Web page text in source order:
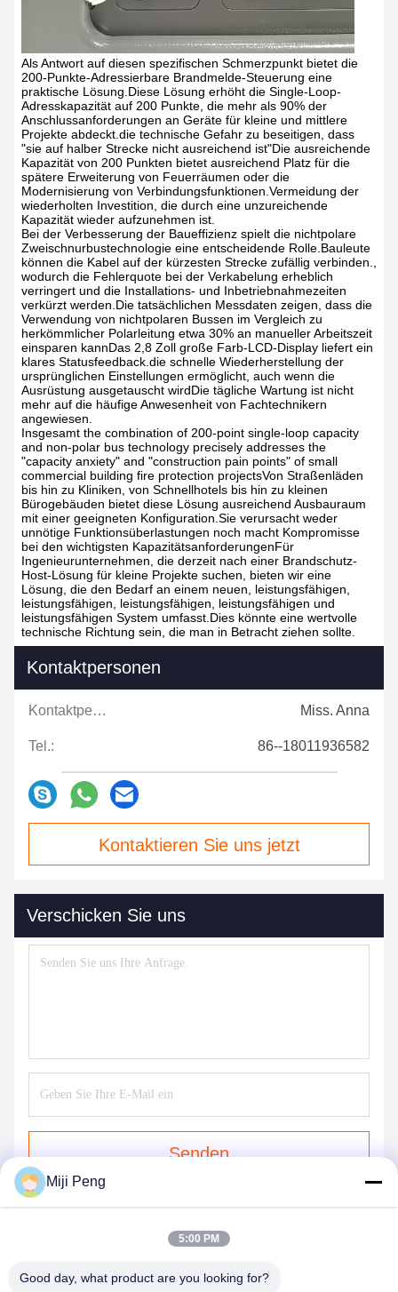
Als Antwort auf diesen spezifischen Schmerzpunkt bietet die
200-Punkte-Adressierbare Brandmelde-Steuerung eine
praktische Lösung.Diese Lösung erhöht die Single-Loop-
Adresskapazität auf 200 Punkte, die mehr als 90% der
Anschlussanforderungen an Geräte für kleine und mittlere
Projekte abdeckt.die technische Gefahr zu beseitigen, dass
"sie auf halber Strecke nicht ausreichend ist"Die ausreichende
Kapazität von 200 Punkten bietet ausreichend Platz für die
spätere Erweiterung von Feuerräumen oder die
Modernisierung von Verbindungsfunktionen.Vermeidung der
wiederholten Investition, die durch eine unzureichende
Kapazität wieder aufzunehmen ist.
Bei der Verbesserung der Baueffizienz spielt die nichtpolare
Zweischnurbustechnologie eine entscheidende Rolle.Bauleute
können die Kabel auf der kürzesten Strecke zufällig verbinden.,
wodurch die Fehlerquote bei der Verkabelung erheblich
verringert und die Installations- und Inbetriebnahmezeiten
verkürzt werden.Die tatsächlichen Messdaten zeigen, dass die
Verwendung von nichtpolaren Bussen im Vergleich zu
herkömmlicher Polarleitung etwa 30% an manueller Arbeitszeit
einsparen kannDas 2,8 Zoll große Farb-LCD-Display liefert ein
klares Statusfeedback.die schnelle Wiederherstellung der
ursprünglichen Einstellungen ermöglicht, auch wenn die
Ausrüstung ausgetauscht wirdDie tägliche Wartung ist nicht
mehr auf die häufige Anwesenheit von Fachtechnikern
angewiesen.
Insgesamt the combination of 200-point single-loop capacity
and non-polar bus technology precisely addresses the
"capacity anxiety" and "construction pain points" of small
commercial building fire protection projectsVon Straßenläden
bis hin zu Kliniken, von Schnellhotels bis hin zu kleinen
Bürogebäuden bietet diese Lösung ausreichend Ausbauraum
mit einer geeigneten Konfiguration.Sie verursacht weder
unnötige Funktionsüberlastungen noch macht Kompromisse
bei den wichtigsten KapazitätsanforderungenFür
Ingenieurunternehmen, die derzeit nach einer Brandschutz-
Host-Lösung für kleine Projekte suchen, bieten wir eine
Lösung, die den Bedarf an einem neuen, leistungsfähigen,
leistungsfähigen, leistungsfähigen, leistungsfähigen und
leistungsfähigen System umfasst.Dies könnte eine wertvolle
technische Richtung sein, die man in Betracht ziehen sollte.
Kontaktpersonen
Kontaktpersonen: Miss. Anna
Tel.: 86--18011936582
Kontaktieren Sie uns jetzt
Verschicken Sie uns
Senden
Miji Peng
5:00 PM
Good day, what product are you looking for?